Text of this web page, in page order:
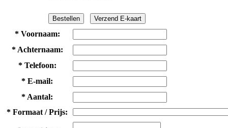
*Voornaam:
*Achternaam:
*Telefoon:
* E-mail:
* Aantal:
* Formaat / Prijs: